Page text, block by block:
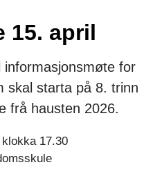
15. april
for
skal starta på 8. trinn
frå hausten 2026.
17.30